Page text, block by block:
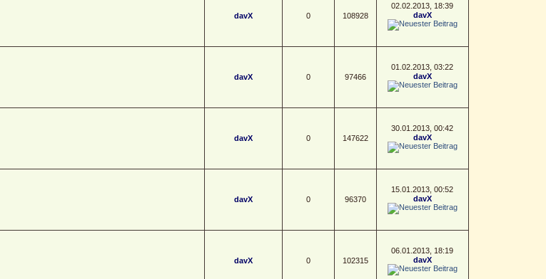
davX 0 108928
02.02.2013, 18:39
davX
davX 0 97466
01.02.2013, 03:22
davX
davX 0 147622
30.01.2013, 00:42
davX
davX 0 96370
15.01.2013, 00:52
davX
davX 0 102315
06.01.2013, 18:19
davX